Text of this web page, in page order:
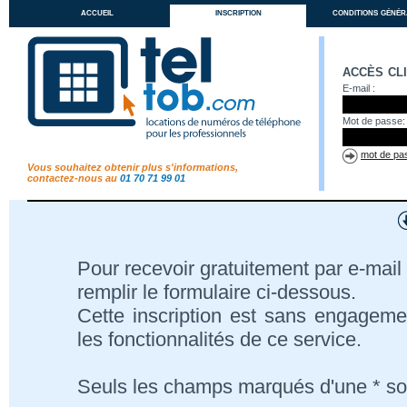
accueil inscription conditions
Vous souhaitez obtenir plus s'informations,
contactez-nous au 01 70 71 99 01
accès
E-mail :
Mot de passe:
mot de
Pour recevoir gratuitement par e-
remplir le formulaire ci-dessous.
Cette inscription est sans
les fonctionnalités de ce service.
Seuls les champs marqués d'une *